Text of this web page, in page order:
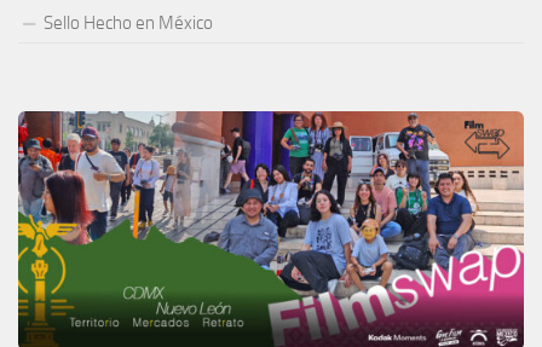
Sello Hecho en México